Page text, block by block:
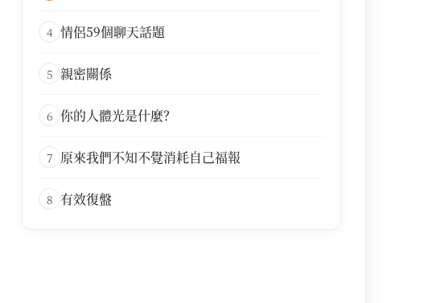
4 情侶59個聊天話題
5 親密關係
6 你的人體光是什麼？
7 原來我們不知不覺消耗自己福報
8 有效復盤